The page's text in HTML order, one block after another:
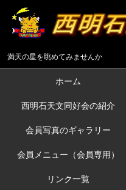
満天の星を眺めてみませんか
ホーム
西明石天文同好会の紹介
会員写真のギャラリー
会員メニュー（会員専用）
リンク一覧